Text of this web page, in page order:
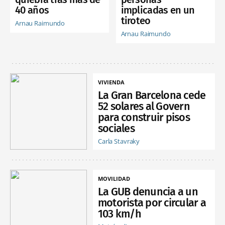
40 años
Arnau Raimundo
implicadas en un
tiroteo
Arnau Raimundo
VIVIENDA
La Gran Barcelona cede
52 solares al Govern
para construir pisos
sociales
Carla Stavraky
MOVILIDAD
La GUB denuncia a un
motorista por circular a
103 km/h